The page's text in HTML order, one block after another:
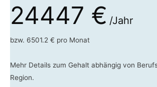
24447 € /Jahr
bzw. 6501.2 € pro Monat
Mehr Details zum Gehalt abhängig von
Region.